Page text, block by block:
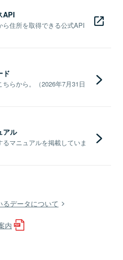
API
住所を取得できる公式API
ド
らから。（2026年7月31日
アル
マニュアルを掲載していま
データについて
内